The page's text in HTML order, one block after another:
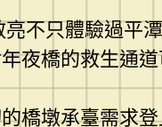
不只體驗過平
夜橋的救生通
橋墩承臺需求